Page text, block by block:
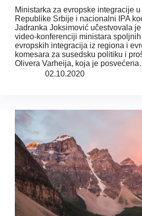
Ministarka za evropske integracije
Republike Srbije i nacionalni IPA
Jadranka Joksimović učestvovala
video-konferenciji ministara
evropskih integracija iz regiona i
komesara za susedsku politiku i
Olivera Varheija, koja je
02.10.2020